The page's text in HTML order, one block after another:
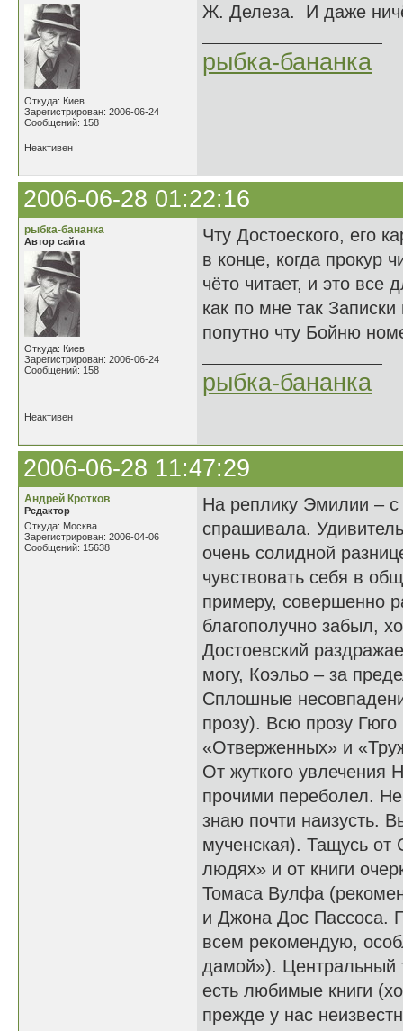
Откуда: Киев
Зарегистрирован: 2006-06-24
Сообщений: 158
Ж. Делеза. И даже
рыбка-бананка
Неактивен
2006-06-28 01:22:16
рыбка-бананка
Автор сайта
Откуда: Киев
Зарегистрирован: 2006-06-24
Сообщений: 158
Чту Достоеского, его
в конце, когда прокур
чёто читает, и это все
как по мне так
попутно чту Бойню
рыбка-бананка
Неактивен
2006-06-28 11:47:29
Андрей Кротков
Редактор
Откуда: Москва
Зарегистрирован: 2006-04-06
Сообщений: 15638
На реплику Эмилии – с
спрашивала.
очень солидной
чувствовать себя в
примеру, совершенно
благополучно забыл,
Достоевский
могу, Коэльо – за
Сплошные
прозу). Всю прозу
«Отверженных» и
От жуткого
прочими переболел.
знаю почти наизусть.
мученская). Тащусь
людях» и от книги
Томаса Вулфа
и Джона Дос Пассоса.
всем рекомендую,
дамой»). Центральный
есть любимые книги
прежде у нас